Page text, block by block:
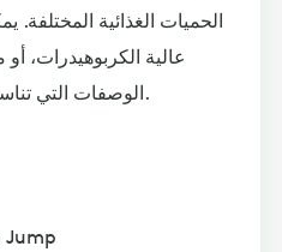
الحميات الغذائية
عالية الكربوهيدرات،
الوصفات التي تناسب مختلف الحميات الغذائية.
Jump